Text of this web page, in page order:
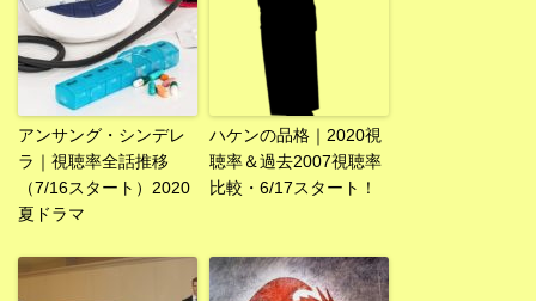
アンサング・シンデレ
ラ｜視聴率全話推移
（7/16スタート）2020
夏ドラマ
ハケンの品格｜2020視
聴率＆過去2007視聴率
比較・6/17スタート！